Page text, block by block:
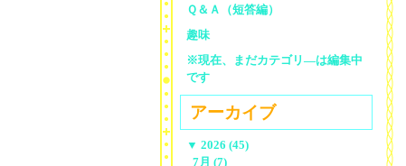
Ｑ＆Ａ（短答編）
趣味
※現在、まだカテゴリ—は編集中
です
アーカイブ
▼ 2026 (45)
7月 (7)